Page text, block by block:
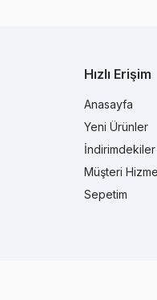
Hızlı Erişim
Anasayfa
Yeni Ürünler
İndirimdekiler
Müşteri
Sepetim